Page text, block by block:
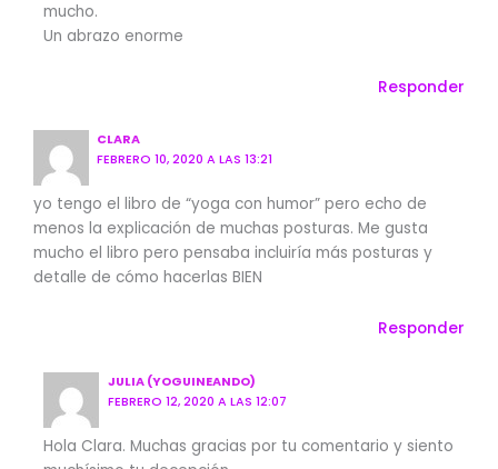
mucho.
Un abrazo enorme
Responder
CLARA
FEBRERO 10, 2020 A LAS 13:21
yo tengo el libro de “yoga con humor” pero echo de
menos la explicación de muchas posturas. Me gusta
mucho el libro pero pensaba incluiría más posturas y
detalle de cómo hacerlas BIEN
Responder
JULIA (YOGUINEANDO)
FEBRERO 12, 2020 A LAS 12:07
Hola Clara. Muchas gracias por tu comentario y siento